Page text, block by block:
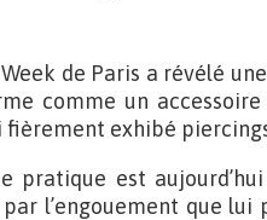
de Paris a révélé
comme un
exhibé
pratique est
l’engouement que lui